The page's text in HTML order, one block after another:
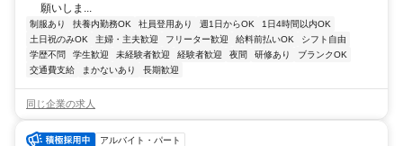
願いしま...
制服あり 扶養内勤務OK 社員登用あり 週1日からOK
1日4時間以内OK
土日祝のみOK
主婦・主夫歓迎 フリーター歓迎 給料前払いOK
シフト自由
学歴不問
学生歓迎 未経験者歓迎 経験者歓迎 夜間 研修あり
ブランクOK
交通費支給
まかないあり 長期歓迎
同じ企業の求人
アルバイト・パート